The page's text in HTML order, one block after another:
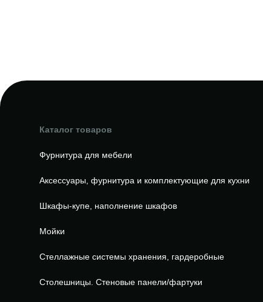
Каталог товаров
Фурнитура для мебели
Аксессуары, фурнитура и комплектующие для кухни
Шкафы-купе, наполнение шкафов
Мойки
Стеллажные системы хранения, гардеробные
Столешницы. Стеновые панели/фартуки